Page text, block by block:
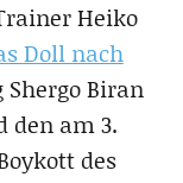
Heiko
Doll nach
Biran
den am 3.
des